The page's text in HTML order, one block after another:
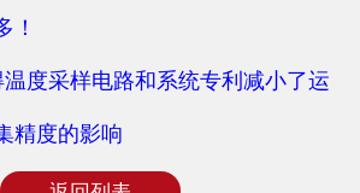
！
度采样电路和系统专利减小了运
精度的影响